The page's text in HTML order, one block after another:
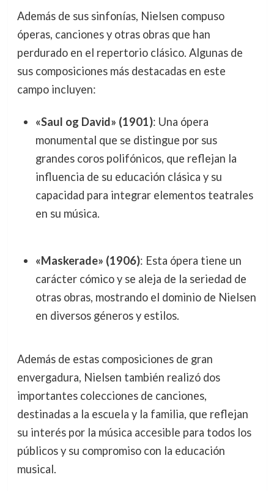
Además de sus sinfonías, Nielsen compuso
óperas, canciones y otras obras que han
perdurado en el repertorio clásico. Algunas de
sus composiciones más destacadas en este
campo incluyen:
«Saul og David» (1901): Una ópera
monumental que se distingue por sus
grandes coros polifónicos, que reflejan la
influencia de su educación clásica y su
capacidad para integrar elementos teatrales
en su música.
«Maskerade» (1906): Esta ópera tiene un
carácter cómico y se aleja de la seriedad de
otras obras, mostrando el dominio de Nielsen
en diversos géneros y estilos.
Además de estas composiciones de gran
envergadura, Nielsen también realizó dos
importantes colecciones de canciones,
destinadas a la escuela y la familia, que reflejan
su interés por la música accesible para todos los
públicos y su compromiso con la educación
musical.